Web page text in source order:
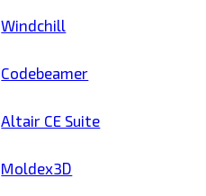
Windchill
Codebeamer
Altair CE Suite
Moldex3D